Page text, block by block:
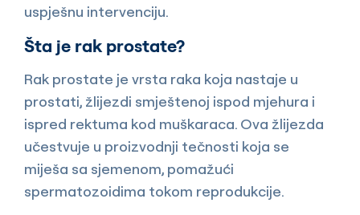
uspješnu intervenciju.
Šta je rak prostate?
Rak prostate je vrsta raka koja nastaje u
prostati, žlijezdi smještenoj ispod mjehura i
ispred rektuma kod muškaraca. Ova žlijezda
učestvuje u proizvodnji tečnosti koja se
miješa sa sjemenom, pomažući
spermatozoidima tokom reprodukcije.